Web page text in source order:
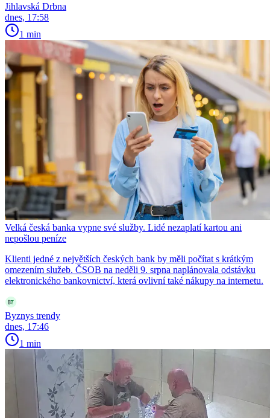
Jihlavská Drbna
dnes, 17:58
1 min
Velká česká banka vypne své služby. Lidé nezaplatí kartou ani
nepošlou peníze
Klienti jedné z největších českých bank by měli počítat s krátkým
omezením služeb. ČSOB na neděli 9. srpna naplánovala odstávku
elektronického bankovnictví, která ovlivní také nákupy na internetu.
Byznys trendy
dnes, 17:46
1 min